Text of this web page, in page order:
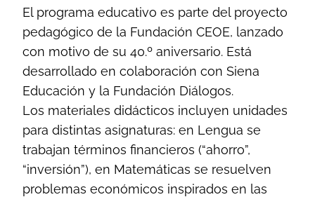
El programa educativo es parte del proyecto
pedagógico de la Fundación CEOE, lanzado
con motivo de su 40.º aniversario. Está
desarrollado en colaboración con Siena
Educación y la Fundación Diálogos.
Los materiales didácticos incluyen unidades
para distintas asignaturas: en Lengua se
trabajan términos financieros (“ahorro”,
“inversión”), en Matemáticas se resuelven
problemas económicos inspirados en las